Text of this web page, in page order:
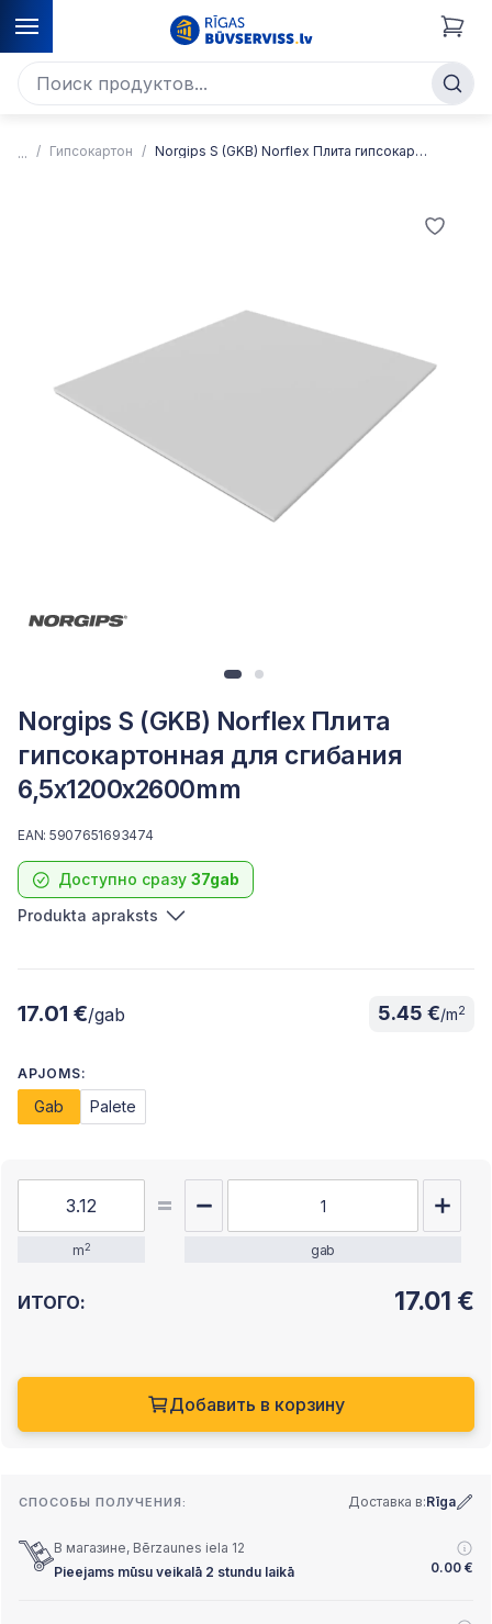
Гипсокартон Norgips S (GKB) Norflex Плита гипсокартонная для сгибания
Norgips S (GKB) Norflex Плита
гипсокартонная для сгибания
6,5x1200x2600mm
Доступно сразу 37gab
EAN: 5907651693474
Produkta apraksts
17.01 €/gab 5.45 €/m2
APJOMS:
Gab Palete
m2 gab
ИТОГО: 17.01 €
Добавить в корзину
СПОСОБЫ ПОЛУЧЕНИЯ: Доставка в:Rīga
В магазине, Bērzaunes iela 12
Pieejams mūsu veikalā 2 stundu laikā
0.00 €